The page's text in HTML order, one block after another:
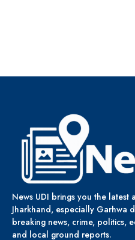
News UDI brings you the latest
Jharkhand, especially Garhwa
breaking news, crime, politics,
and local ground reports.